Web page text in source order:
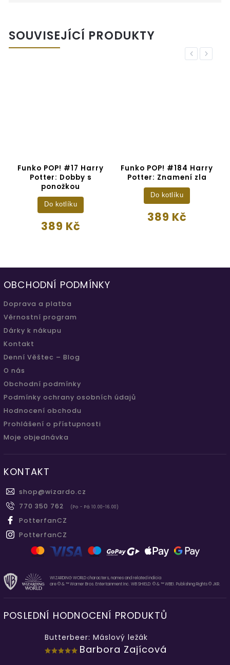
SOUVISEJÍCÍ PRODUKTY
Previous
Funko POP! #17 Harry
Potter: Dobby s
ponožkou
389 Kč
Do kotlíku
Funko POP! #184 Harry
Potter: Znamení zla
389 Kč
Do kotlíku
Next
OBCHODNÍ PODMÍNKY
Doprava a platba
Věrnostní program
Dárky k nákupu
Kontakt
Denní Věštec – Blog
O nás
Obchodní podmínky
Podmínky ochrany osobních údajů
Hodnocení obchodu
Prohlášení o přístupnosti
Moje objednávka
KONTAKT
shop@wizardo.cz
770 350 762
(Po - Pá 10.00-16.00)
PotterfanCZ
PotterfanCZ
WIZARDING WORLD characters, names and related indicia
are © & ™ Warner Bros. Entertainment Inc. WB SHIELD: © & ™ WBEI. Publishing Rights © JKR.
POSLEDNÍ HODNOCENÍ PRODUKTŮ
Butterbeer: Máslový ležák
Barbora Zajícová